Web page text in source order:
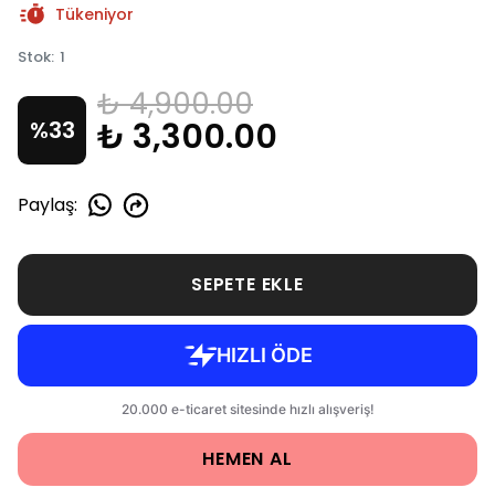
Tükeniyor
Stok: 1
%33
₺ 4,900.00
₺ 3,300.00
Paylaş:
SEPETE EKLE
HEMEN AL